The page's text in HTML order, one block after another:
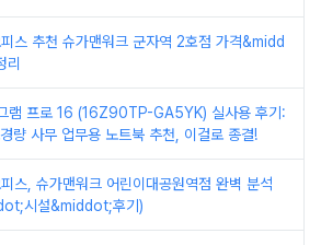
스 추천 슈가맨워크 군자역 2호점 가격&midd
리
램 프로 16 (16Z90TP-GA5YK) 실사용 후기:
량 사무 업무용 노트북 추천, 이걸로 종결!
스, 슈가맨워크 어린이대공원역점 완벽 분석
시설&middot;후기)